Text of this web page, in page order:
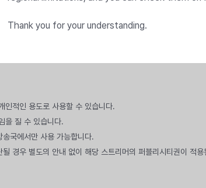
적인 용도로 사용할 수 있습니다.
을 질 수 있습니다.
국에서만 사용 가능합니다.
경우 별도의 안내 없이 해당 스트리머의 퍼블리시티권이 적
Thank you for your understanding.